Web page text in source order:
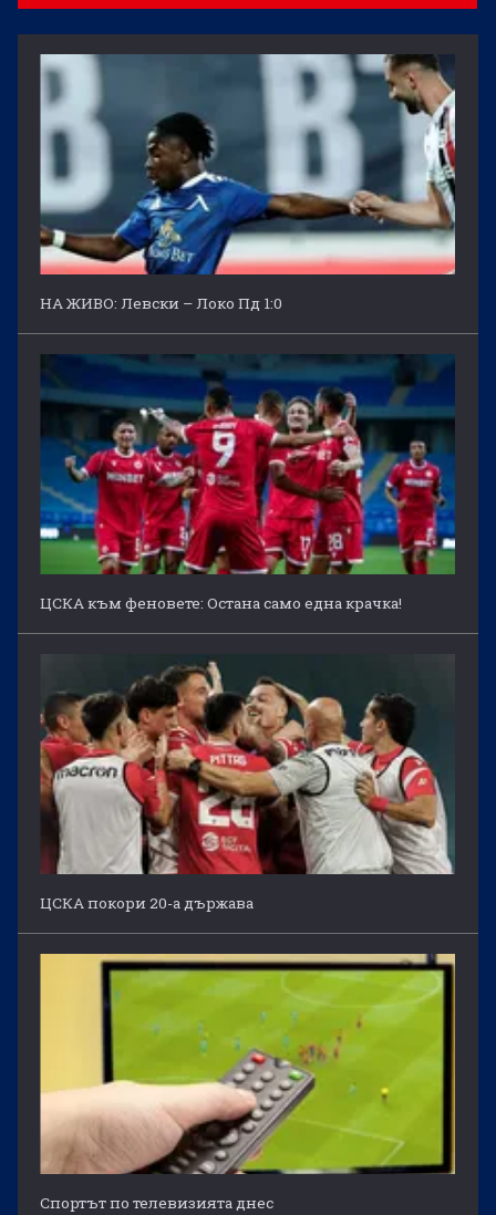
НА ЖИВО: Левски – Локо Пд 1:0
ЦСКА към феновете: Остана само една крачка!
ЦСКА покори 20-а държава
Спортът по телевизията днес